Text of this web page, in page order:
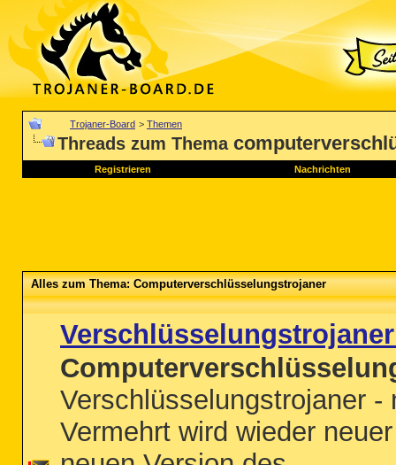
Trojaner-Board > Themen
Threads zum Thema
Registrieren Nachrichten
Alles zum Thema: Computerverschlüsselungstrojaner
Verschlüsselungstrojaner -
Vermehrt wird wieder